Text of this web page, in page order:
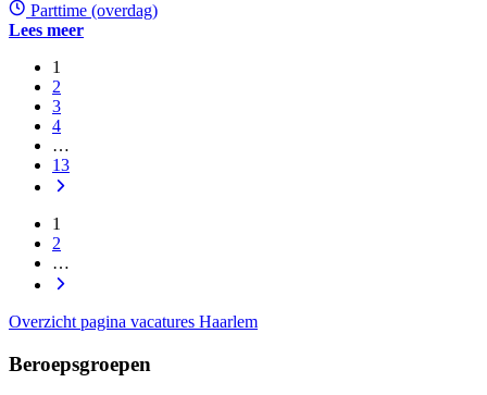
Parttime (overdag)
Lees meer
1
2
3
4
…
13
1
2
…
Overzicht pagina vacatures Haarlem
Beroepsgroepen